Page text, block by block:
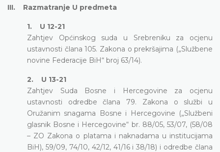
III. Razmatranje U predmeta
1. U 12-21
Zahtjev Općinskog suda u Srebreniku za ocjenu
ustavnosti člana 105. Zakona o prekršajima („Službene
novine Federacije BiH“ broj 63/14).
2. U 13-21
Zahtjev Suda Bosne i Hercegovine za ocjenu
ustavnosti odredbe člana 79. Zakona o službi u
Oružanim snagama Bosne i Hercegovine („Službeni
glasnik Bosne i Hercegovine“ br. 88/05, 53/07, (58/08
– ZO Zakona o platama i naknadama u institucijama
BiH), 59/09, 74/10, 42/12, 41/16 i 38/18) i odredbe člana